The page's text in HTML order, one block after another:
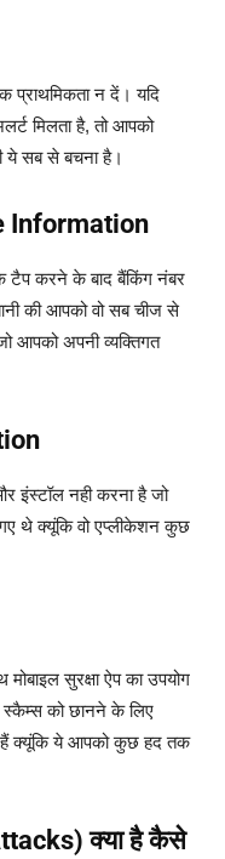
प्राथमिकता न दें। यदि
मिलता है, तो आपको
ये सब से बचना है।
Information
टैप करने के बाद बैंकिंग नंबर
की आपको वो सब चीज से
आपको अपनी व्यक्तिगत
इंस्टॉल नही करना है जो
थे क्यूंकि वो एप्लीकेशन कुछ
सुरक्षा ऐप का उपयोग
को छानने के लिए
हैं क्यूंकि ये आपको कुछ हद तक
क्या है कैसे